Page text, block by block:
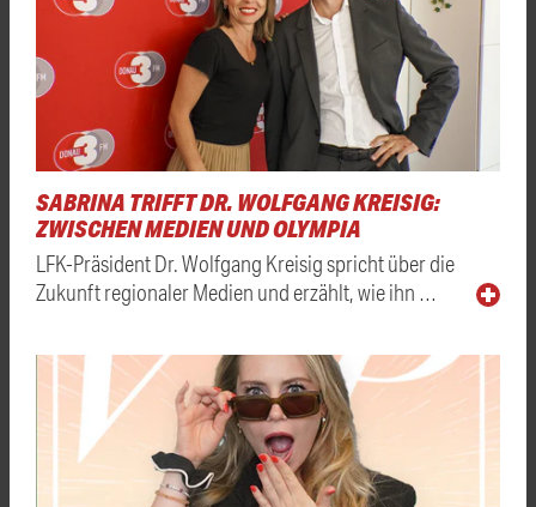
SABRINA TRIFFT DR. WOLFGANG KREISIG:
ZWISCHEN MEDIEN UND OLYMPIA
LFK-Präsident Dr. Wolfgang Kreisig spricht über die
Zukunft regionaler Medien und erzählt, wie ihn …